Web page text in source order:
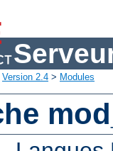
Version 2.4 > Modules